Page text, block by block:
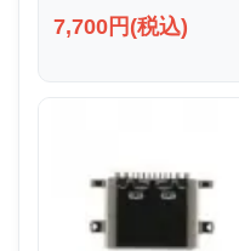
7,700円(税込)